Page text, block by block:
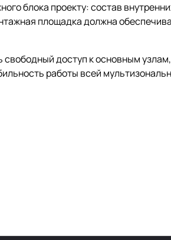
блока проекту: состав
площадка должна
доступ к основным
работы всей